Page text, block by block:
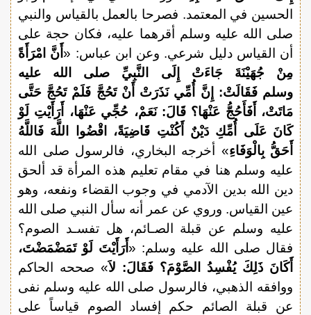
الحسين في المعتمد. فصرحا بالعمل بالقياس والنبي
صلى الله عليه وسلم أقرهما عليه، فكان حجة على
أن القياس دليل شرعي. وعن ابن عباس: «أَنَّ امْرَأَةً
مِنْ جُهَيْنَةَ جَاءَتْ إِلَى النَّبِيِّ صلى الله عليه
وسلم فَقَالَتْ: إِنَّ أُمِّي نَذَرَتْ أَنْ تَحُجَّ فَلَمْ تَحُجَّ حَتَّى
مَاتَتْ، أَفَأَحُجُّ عَنْهَا؟ قَالَ: نَعَمْ، حُجِّي عَنْهَا، أَرَأَيْتِ لَوْ
كَانَ عَلَى أُمِّكِ دَيْنٌ أَكُنْتِ قَاضِيَةً، اقْضُوا اللَّهَ فَاللَّهُ
أَحَقُّ بِالْوَفَاءِ» أخرجه البخاري، فالرسول صلى الله
عليه وسلم هنا في مقام تعليم هذه المرأة قد ألحق
دين الله بدين الآدمي في وجوب القضاء ونفعه، وهو
عين القياس. وروي عن عمر أنه سأل النبي صلى الله
عليه وسلم عن قبلة الصـائم، هل تفسـد الصوم؟
فقال صلى الله عليه وسلم: «أَرَأَيْتَ لَوْ تَمَضْمَضْتَ،
أَكَانَ ذَلِكَ يُفْسِدُ الصَّوْمَ؟ فَقَالَ: لاَ» صححه الحاكم
ووافقه الذهبي، فالرسول صلى الله عليه وسلم نفى
عن قبلة الصائم حكم إفساد الصوم قياساً على